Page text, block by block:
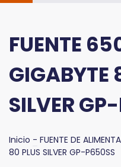
FUENTE
GIGABYTE
SILVER
Inicio - FUENTE DE
80 PLUS SILVER GP-P650SS